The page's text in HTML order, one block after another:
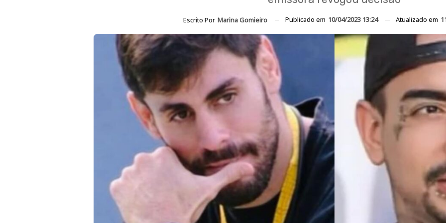
Escrito Por Marina Gomieiro Publicado em 10/04/2023 13:24 Atualizado em